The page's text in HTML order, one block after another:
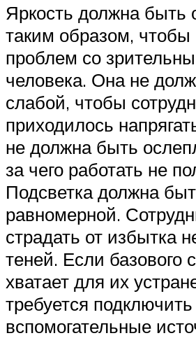
Яркость должна быть
таким образом, чтобы
проблем со
человека. Она не
слабой, чтобы
приходилось
не должна быть
за чего работать не
Подсветка должна
равномерной.
страдать от избытка
теней. Если базового
хватает для их
требуется подключить
вспомогательные